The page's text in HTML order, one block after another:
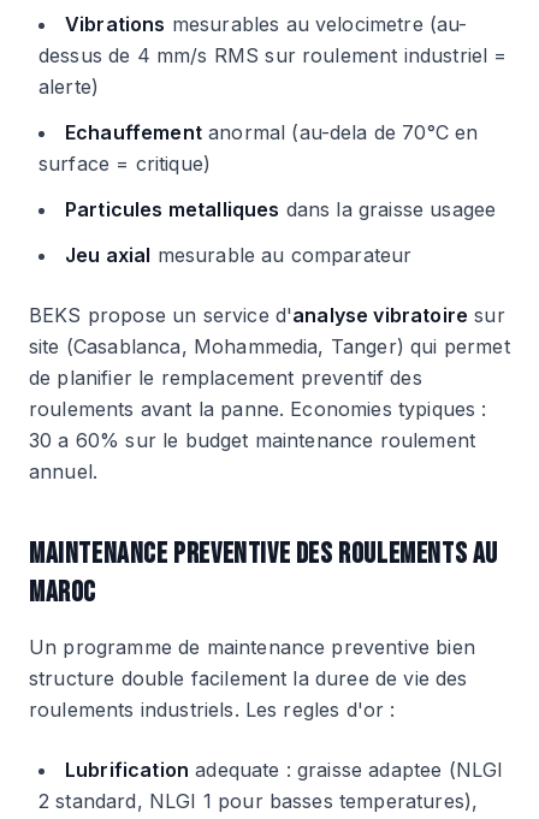
Vibrations mesurables au velocimetre (au-
dessus de 4 mm/s RMS sur roulement industriel =
alerte)
Echauffementanormal (au-dela de 70°C en
surface = critique)
Particules metalliques dans la graisse usagee
Jeu axial mesurable au comparateur
BEKS propose un service d'analyse vibratoire sur
site (Casablanca, Mohammedia, Tanger) qui permet
de planifier le remplacement preventif des
roulements avant la panne. Economies typiques :
30 a 60% sur le budget maintenance roulement
annuel.
MAINTENANCE PREVENTIVE DES ROULEMENTS AU
MAROC
Un programme de maintenance preventive bien
structure double facilement la duree de vie des
roulements industriels. Les regles d'or :
Lubrification adequate : graisse adaptee (NLGI
2 standard, NLGI 1 pour basses temperatures),